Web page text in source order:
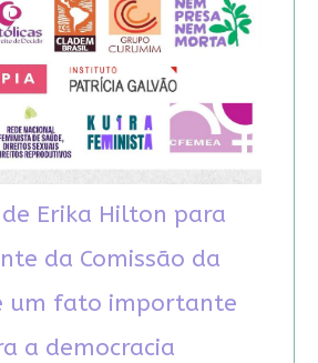
Erika Hilton para
da Comissão da
um fato importante
a democracia